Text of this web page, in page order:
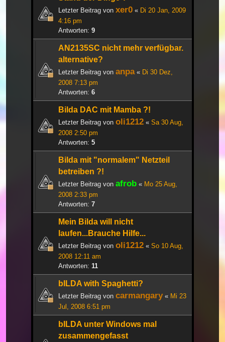
Letzter Beitrag von xer0 « Di 20 Jan, 2009
4:16 pm
Antworten: 9
AN2135SC nicht mehr verfügbar.
alternative?
Letzter Beitrag von anpa« Di 30 Dez,
2008 7:13 pm
Antworten: 6
Bilda DAC mit Mamba ?!
Letzter Beitrag von oli1212 « Sa 30 Aug,
2008 2:50 pm
Antworten: 5
Bilda mit "normalem" Netzteil
betreiben ?!
Letzter Beitrag von afrob « Mo 25 Aug,
2008 2:33 pm
Antworten: 7
Mein Bilda will nicht
laufen...Brauche Hilfe...
Letzter Beitrag von oli1212 « So 10 Aug,
2008 12:11 am
Antworten: 11
bILDA with Spaghetti?
Letzter Beitrag von carmangary« Mi 23
Jul, 2008 6:51 pm
bILDA unter Windows mal
zusammengefasst